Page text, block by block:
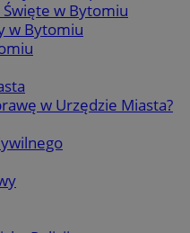
Święte w Bytomiu
w Bytomiu
w Urzędzie Miasta?